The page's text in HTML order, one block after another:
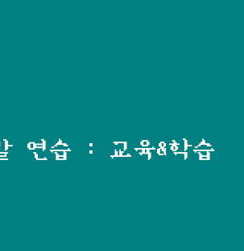
연습 : 교육&학습